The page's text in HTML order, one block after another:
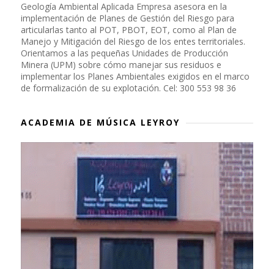
Geología Ambiental Aplicada Empresa asesora en la
implementación de Planes de Gestión del Riesgo para
articularlas tanto al POT, PBOT, EOT, como al Plan de
Manejo y Mitigación del Riesgo de los entes territoriales.
Orientamos a las pequeñas Unidades de Producción
Minera (UPM) sobre cómo manejar sus residuos e
implementar los Planes Ambientales exigidos en el marco
de formalización de su explotación. Cel: 300 553 98 36
ACADEMIA DE MÚSICA LEYROY